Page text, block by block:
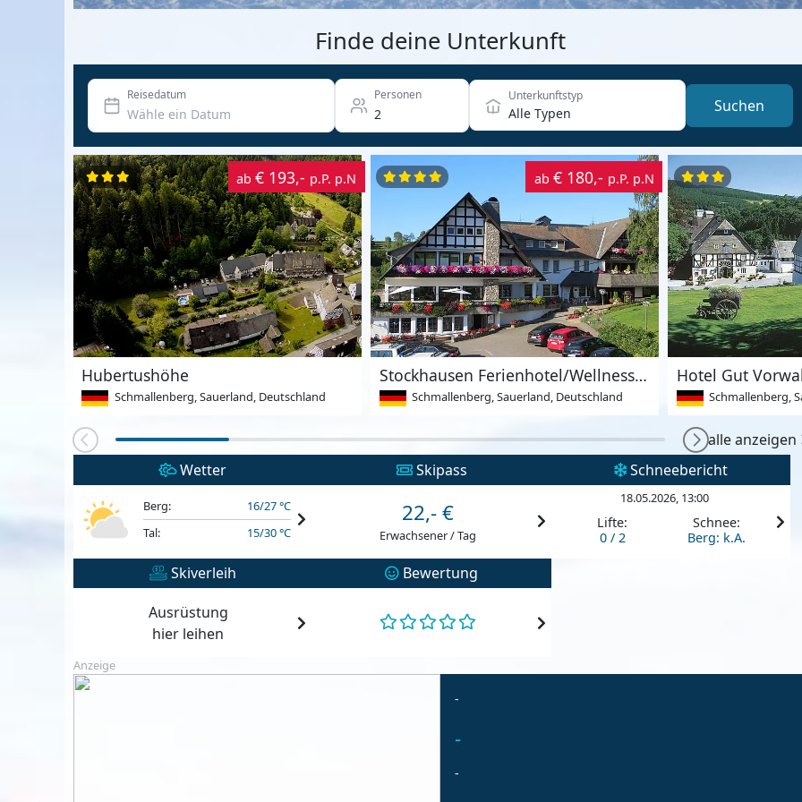
Finde deine Unterkunft
Reisedatum Personen Unterkunftstyp
Alle Typen Suchen
ab€ 193,- p.P. p.N
Hubertushöhe
Schmallenberg, Sauerland, Deutschland
ab € 180,- p.P. p.N
Stockhausen Ferienhotel/Wellnesshotel
Schmallenberg, Sauerland, Deutschland
Hotel Gut
Schmallenberg,
alle anzeigen
Wetter
Berg:
16/27 °C
Tal:
15/30 °C
Skipass
22,- €
Erwachsener / Tag
Schneebericht
18.05.2026, 13:00
Lifte:
0 / 2
Schnee:
Berg: k.A.
Skiverleih
Ausrüstung
hier leihen
Bewertung
Anzeige
-
-
-